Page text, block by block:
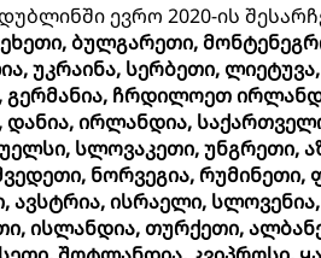
ევრო 2020-ის
ბულგარეთი,
უკრაინა, სერბეთი,
ჩრდილოეთ
დანია, ირლანდია,
სლოვაკეთი, უნგრეთი,
ნორვეგია, რუმინეთი,
ისრაელი,
ისლანდია, თურქეთი,